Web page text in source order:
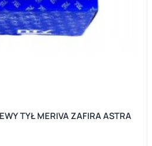
TYŁ MERIVA ZAFIRA ASTRA